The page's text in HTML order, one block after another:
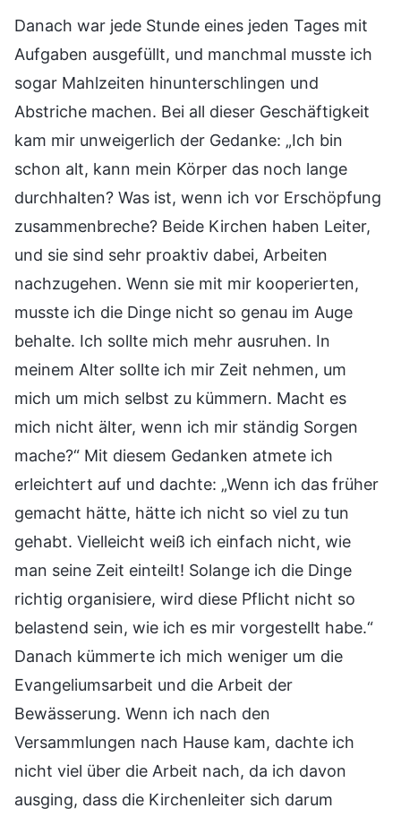
Danach war jede Stunde eines jeden Tages mit
Aufgaben ausgefüllt, und manchmal musste ich
sogar Mahlzeiten hinunterschlingen und
Abstriche machen. Bei all dieser Geschäftigkeit
kam mir unweigerlich der Gedanke: „Ich bin
schon alt, kann mein Körper das noch lange
durchhalten? Was ist, wenn ich vor Erschöpfung
zusammenbreche? Beide Kirchen haben Leiter,
und sie sind sehr proaktiv dabei, Arbeiten
nachzugehen. Wenn sie mit mir kooperierten,
musste ich die Dinge nicht so genau im Auge
behalte. Ich sollte mich mehr ausruhen. In
meinem Alter sollte ich mir Zeit nehmen, um
mich um mich selbst zu kümmern. Macht es
mich nicht älter, wenn ich mir ständig Sorgen
mache?“ Mit diesem Gedanken atmete ich
erleichtert auf und dachte: „Wenn ich das früher
gemacht hätte, hätte ich nicht so viel zu tun
gehabt. Vielleicht weiß ich einfach nicht, wie
man seine Zeit einteilt! Solange ich die Dinge
richtig organisiere, wird diese Pflicht nicht so
belastend sein, wie ich es mir vorgestellt habe.“
Danach kümmerte ich mich weniger um die
Evangeliumsarbeit und die Arbeit der
Bewässerung. Wenn ich nach den
Versammlungen nach Hause kam, dachte ich
nicht viel über die Arbeit nach, da ich davon
ausging, dass die Kirchenleiter sich darum